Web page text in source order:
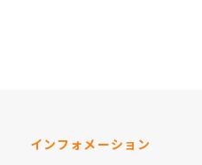
インフォメーション